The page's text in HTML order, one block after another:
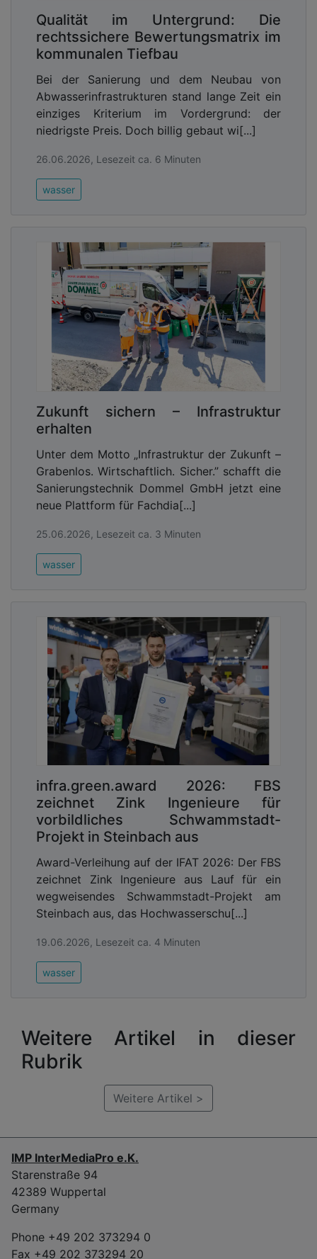
Qualität im Untergrund: Die
rechtssichere Bewertungsmatrix im
kommunalen Tiefbau
Bei der Sanierung und dem Neubau von
Abwasserinfrastrukturen stand lange Zeit ein
einziges Kriterium im Vordergrund: der
niedrigste Preis. Doch billig gebaut wi[...]
26.06.2026, Lesezeit ca. 6 Minuten
wasser
Zukunft sichern – Infrastruktur
erhalten
Unter dem Motto „Infrastruktur der Zukunft –
Grabenlos. Wirtschaftlich. Sicher.” schafft die
Sanierungstechnik Dommel GmbH jetzt eine
neue Plattform für Fachdia[...]
25.06.2026, Lesezeit ca. 3 Minuten
wasser
infra.green.award 2026: FBS
zeichnet Zink Ingenieure für
vorbildliches Schwammstadt-
Projekt in Steinbach aus
Award-Verleihung auf der IFAT 2026: Der FBS
zeichnet Zink Ingenieure aus Lauf für ein
wegweisendes Schwammstadt-Projekt am
Steinbach aus, das Hochwasserschu[...]
19.06.2026, Lesezeit ca. 4 Minuten
wasser
Weitere Artikel in dieser
Rubrik
Weitere Artikel >
IMP InterMediaPro e.K.
Starenstraße 94
42389 Wuppertal
Germany
Phone +49 202 373294 0
Fax +49 202 373294 20